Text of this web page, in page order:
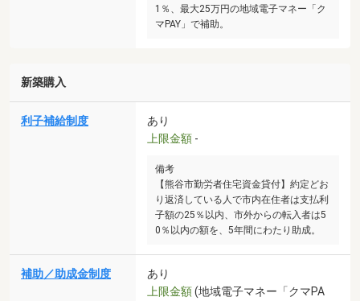
1％、最大25万円の地域電子マネー「ク
マPAY」で補助。
新築購入
利子補給制度
あり
上限金額 -
備考
【熊谷市勤労者住宅資金貸付】約定どお
り返済している人で市内在住者は支払利
子額の25％以内、市外からの転入者は5
0％以内の額を、5年間にわたり助成。
補助／助成金制度
あり
上限金額(地域電子マネー「クマPA